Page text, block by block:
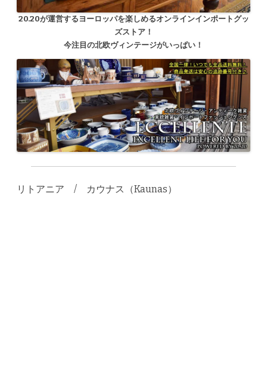
20.20が運営するヨーロッパを楽しめるオンラインインポートグッ
ズストア！
今注目の北欧ヴィンテージがいっぱい！
リトアニア / カウナス（Kaunas）